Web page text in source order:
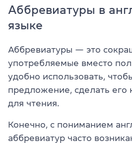
Аббревиатуры в
языке
Аббревиатуры — это
употребляемые вместо
удобно использовать,
предложение, сделать его
для чтения.
Конечно, с пониманием
аббревиатур часто